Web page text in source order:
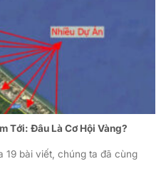
Tới: Đâu Là Cơ Hội Vàng?
19 bài viết, chúng ta đã cùng